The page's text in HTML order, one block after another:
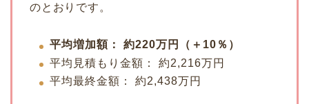
のとおりです。
平均増加額： 約220万円（＋10％）
平均見積もり金額： 約2,216万円
平均最終金額： 約2,438万円